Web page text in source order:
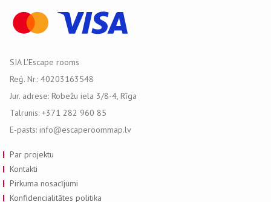
SIA L'Escape rooms
Reģ. Nr.: 40203163548
Jur. adrese: Robežu iela 3/8-4, Rīga
Talrunis: +371 282 960 85
E-pasts: info@escaperoommap.lv
Par projektu
Kontakti
Pirkuma nosacījumi
Konfidencialitātes politika